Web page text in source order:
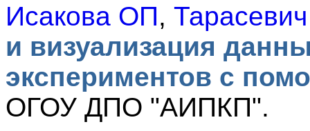
Исакова ОП,
и визуализация
экспериментов с
ОГОУ ДПО "АИПКП".